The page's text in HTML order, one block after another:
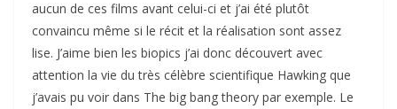
aucun de ces films avant celui-ci et j’ai été plutôt
convaincu même si le récit et la réalisation sont assez
lise. J’aime bien les biopics j’ai donc découvert avec
attention la vie du très célèbre scientifique Hawking que
j’avais pu voir dans The big bang theory par exemple. Le